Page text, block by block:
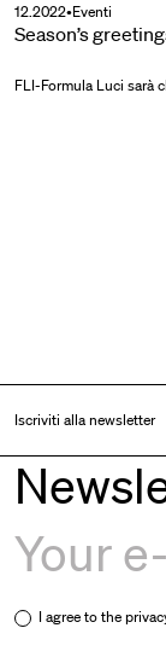
12.2022•Eventi
Season’s
FLI-Formula Luci sarà
Iscriviti alla newsletter
I agree to the